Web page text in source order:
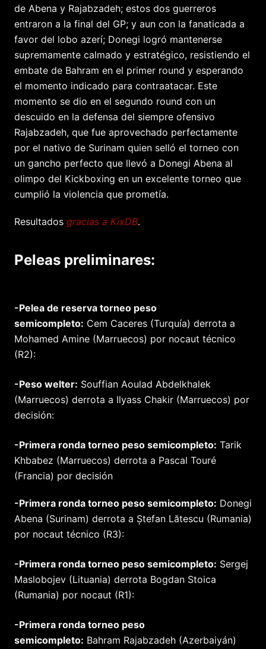
de Abena y Rajabzadeh; estos dos guerreros
entraron a la final del GP; y aun con la fanaticada a
favor del lobo azerí; Donegi logró mantenerse
supremamente calmado y estratégico, resistiendo el
embate de Bahram en el primer round y esperando
el momento indicado para contraatacar. Este
momento se dio en el segundo round con un
descuido en la defensa del siempre ofensivo
Rajabzadeh, que fue aprovechado perfectamente
por el nativo de Surinam quien selló el torneo con
un gancho perfecto que llevó a Donegi Abena al
olimpo del Kickboxing en un excelente torneo que
cumplió la violencia que prometía.
Resultados gracias a KixDB.
Peleas preliminares:
-Pelea de reserva torneo peso
semicompleto: Cem Caceres (Turquía) derrota a
Mohamed Amine (Marruecos) por nocaut técnico
(R2):
-Peso welter: Souffian Aoulad Abdelkhalek
(Marruecos) derrota a Ilyass Chakir (Marruecos) por
decisión:
-Primera ronda torneo peso semicompleto: Tarik
Khbabez (Marruecos) derrota a Pascal Touré
(Francia) por decisión
-Primera ronda torneo peso semicompleto: Donegi
Abena (Surinam) derrota a Ștefan Lătescu (Rumania)
por nocaut técnico (R3):
-Primera ronda torneo peso semicompleto: Sergej
Maslobojev (Lituania) derrota Bogdan Stoica
(Rumania) por nocaut (R1):
-Primera ronda torneo peso
semicompleto: Bahram Rajabzadeh (Azerbaiyán)